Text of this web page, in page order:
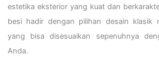
estetika eksterior yang kuat dan
besi hadir dengan pilihan desain klasik
yang bisa disesuaikan sepenuhnya
Anda.